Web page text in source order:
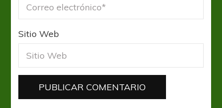
Sitio Web